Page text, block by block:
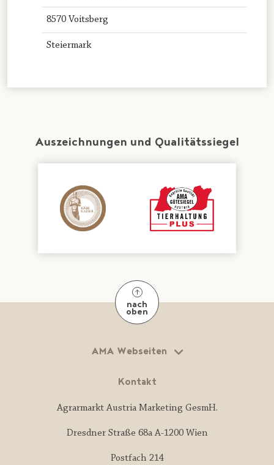
8570 Voitsberg
Steiermark
Auszeichnungen und Qualitätssiegel
nach
oben
AMA Webseiten
Kontakt
Agrarmarkt Austria Marketing GesmH.
Dresdner Straße 68a A-1200 Wien
Postfach 214